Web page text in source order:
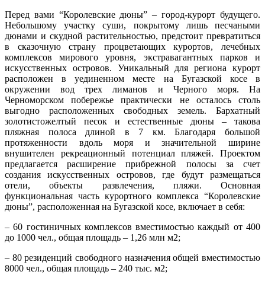
Перед вами “Королевские дюны” – город­-курорт будущего.
Небольшому участку суши, покрытому лишь песчаными
дюнами и скудной растительностью, предстоит превратиться
в сказочную страну процветающих курортов, лечебных
комплексов мирового уровня, экстравагантных парков и
искусственных островов. Уникальный для региона курорт
расположен в уединенном месте на Бугазской косе в
окружении вод трех лиманов и Черного моря. На
Черноморском побережье практически не осталось столь
выгодно расположенных свободных земель. Бархатный
золотисто­желтый песок и естественные дюны – такова
пляжная полоса длиной в 7 км. Благодаря большой
протяженности вдоль моря и значительной ширине
внушителен рекреационный потенциал пляжей. Проектом
предлагается расширение прибрежной полосы за счет
создания искусственных островов, где будут размещаться
отели, объекты развлечения, пляжи. Основная
функциональная часть курортного комплекса “Королевские
дюны”, расположенная на Бугазской косе, включает в себя:
– 60 гостиничных комплексов вместимостью каждый от 400
до 1000 чел., общая площадь – 1,26 млн м2;
– 80 резиденций свободного назначения общей вместимостью
8000 чел., общая площадь – 240 тыс. м2;